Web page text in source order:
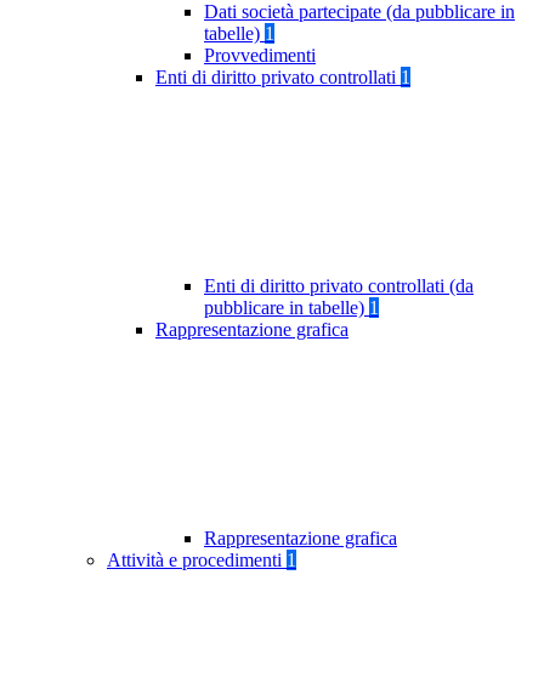
Dati società partecipate (da pubblicare in
tabelle) 1
Provvedimenti
Enti di diritto privato controllati 1
Enti di diritto privato controllati (da
pubblicare in tabelle) 1
Rappresentazione grafica
Rappresentazione grafica
Attività e procedimenti 1